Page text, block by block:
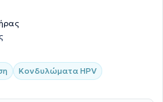
Κονδυλώματα HPV